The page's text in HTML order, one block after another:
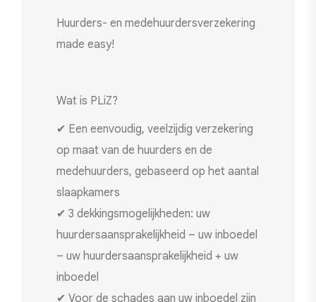
Huurders- en medehuurdersverzekering
made easy!
Wat is PLiZ?
✔ Een eenvoudig, veelzijdig verzekering
op maat van de huurders en de
medehuurders, gebaseerd op het aantal
slaapkamers
✔ 3 dekkingsmogelijkheden: uw
huurdersaansprakelijkheid – uw inboedel
– uw huurdersaansprakelijkheid + uw
inboedel
✔ Voor de schades aan uw inboedel zijn